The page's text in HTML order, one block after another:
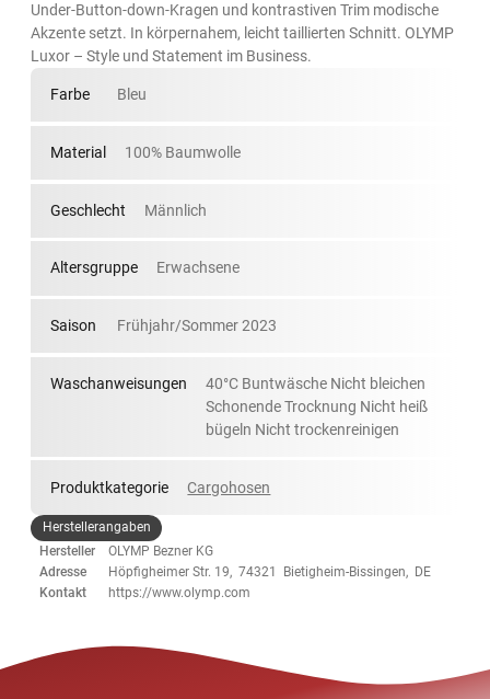
Under-Button-down-Kragen und kontrastiven Trim modische
Akzente setzt. In körpernahem, leicht taillierten Schnitt. OLYMP
Luxor – Style und Statement im Business.
Farbe Bleu
Material 100% Baumwolle
Geschlecht Männlich
Altersgruppe Erwachsene
Saison Frühjahr/Sommer 2023
Waschanweisungen
40°C Buntwäsche Nicht bleichen
Schonende Trocknung Nicht heiß
bügeln Nicht trockenreinigen
Produktkategorie Cargohosen
Herstellerangaben
Hersteller
OLYMP Bezner KG
Adresse
Höpfigheimer Str. 19, 74321 Bietigheim-Bissingen, DE
Kontakt
https://www.olymp.com